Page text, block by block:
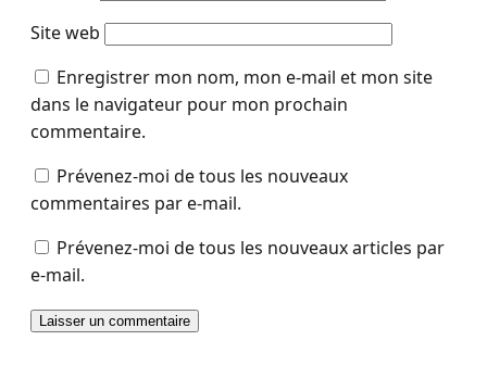
Site web
Enregistrer mon nom, mon e-mail et mon site
dans le navigateur pour mon prochain
commentaire.
Prévenez-moi de tous les nouveaux
commentaires par e-mail.
Prévenez-moi de tous les nouveaux articles par
e-mail.